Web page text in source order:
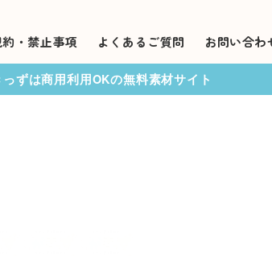
・禁止事項 よくあるご質問 お問い合わ
ずは商用利用OKの無料素材サイト